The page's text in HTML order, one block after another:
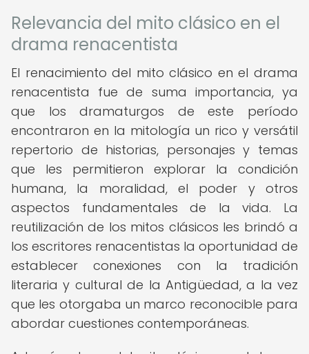
Relevancia del mito clásico en el
drama renacentista
El renacimiento del mito clásico en el drama
renacentista fue de suma importancia, ya
que los dramaturgos de este período
encontraron en la mitología un rico y versátil
repertorio de historias, personajes y temas
que les permitieron explorar la condición
humana, la moralidad, el poder y otros
aspectos fundamentales de la vida. La
reutilización de los mitos clásicos les brindó a
los escritores renacentistas la oportunidad de
establecer conexiones con la tradición
literaria y cultural de la Antigüedad, a la vez
que les otorgaba un marco reconocible para
abordar cuestiones contemporáneas.